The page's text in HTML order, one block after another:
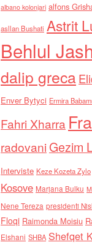
albano kolonjari alfons
asllan Bushati Astrit
Behlul
dalip greca
Enver Bytyci Ermira
Fahri Xharra
radovaniGezim
Interviste Keze Kozeta Zylo
Kosove Marjana Bulku
Nene Tereza presidenti
Floqi Raimonda Moisiu
Elshani SHBA Shefqet